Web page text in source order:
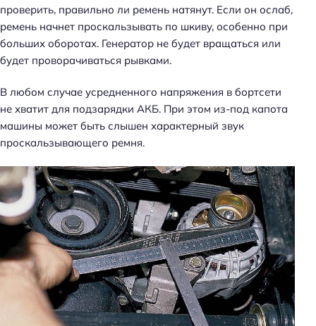
проверить, правильно ли ремень натянут. Если он ослаб,
ремень начнет проскальзывать по шкиву, особенно при
больших оборотах. Генератор не будет вращаться или
будет проворачиваться рывками.
В любом случае усредненного напряжения в бортсети
не хватит для подзарядки АКБ. При этом из-под капота
машины может быть слышен характерный звук
проскальзывающего ремня.